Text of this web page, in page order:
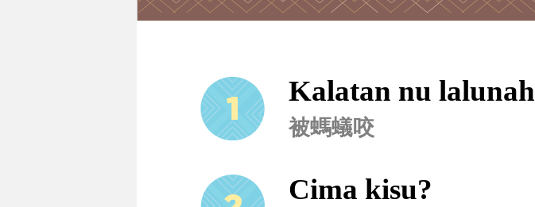
Kalatan nu lalunah
被螞蟻咬
Cima kisu?